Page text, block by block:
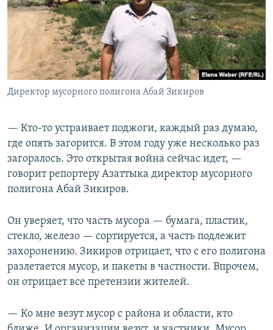
Директор мусорного полигона Абай Зикиров
— Кто-то устраивает поджоги, каждый раз думаю,
где опять загорится. В этом году уже несколько раз
загоралось. Это открытая война сейчас идет, —
говорит репортеру Азаттыка директор мусорного
полигона Абай Зикиров.
Он уверяет, что часть мусора — бумага, пластик,
стекло, железо — сортируется, а часть подлежит
захоронению. Зикиров отрицает, что с его полигона
разлетается мусор, и пакеты в частности. Впрочем,
он отрицает все претензии жителей.
— Ко мне везут мусор с района и области, кто